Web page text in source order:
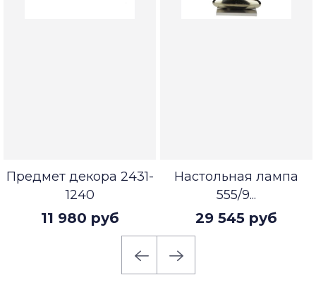
Предмет декора 2431-
1240
11 980 руб
Настольная лампа
555/9...
29 545 руб